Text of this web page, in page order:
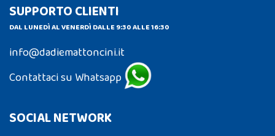
SUPPORTO CLIENTI
DAL LUNEDÌ AL VENERDÌ DALLE 9:30 ALLE 16:30
info@dadiemattoncini.it
Contattaci su Whatsapp
SOCIAL NETWORK